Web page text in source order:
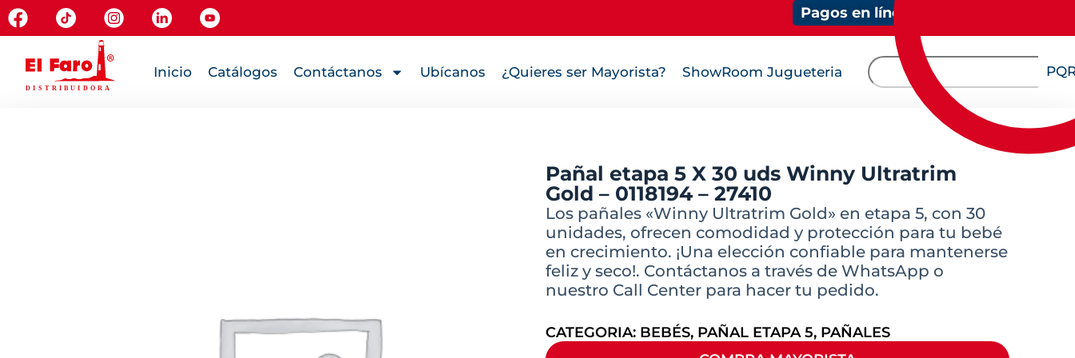
Pagos en línea
Inicio Catálogos Contáctanos Ubícanos ¿Quieres ser Mayorista? ShowRoom Jugueteria
Pañal etapa 5 X 30 uds Winny Ultratrim
Gold – 0118194 – 27410
Los pañales «Winny Ultratrim Gold» en etapa 5, con 30
unidades, ofrecen comodidad y protección para tu bebé
en crecimiento. ¡Una elección confiable para mantenerse
feliz y seco!. Contáctanos a través de WhatsApp o
nuestro Call Center para hacer tu pedido.
CATEGORIA: BEBÉS, PAÑAL ETAPA 5, PAÑALES